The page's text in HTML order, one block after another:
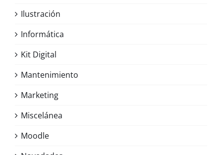
Ilustración
Informática
Kit Digital
Mantenimiento
Marketing
Miscelánea
Moodle